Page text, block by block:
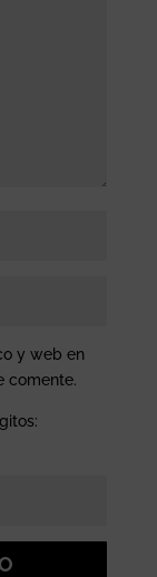
y web en
comente.